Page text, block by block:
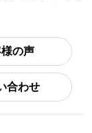
の声
合わせ